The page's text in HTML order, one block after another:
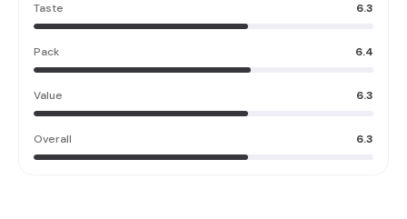
Taste 6.3
Pack 6.4
Value 6.3
Overall 6.3